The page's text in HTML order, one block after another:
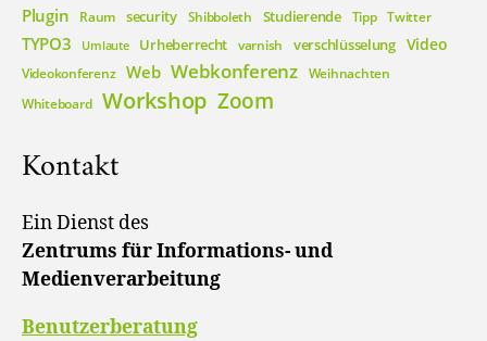
Plugin Raum security Shibboleth Studierende Tipp Twitter
TYPO3 Umlaute Urheberrecht varnish verschlüsselung Video
Videokonferenz Web Webkonferenz Weihnachten
Whiteboard Workshop Zoom
Kontakt
Ein Dienst des
Zentrums für Informations- und
Medienverarbeitung
Benutzerberatung